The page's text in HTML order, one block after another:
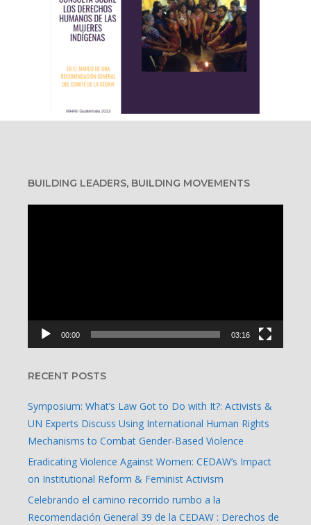
BUILDING LEADERS, BUILDING MOVEMENTS
00:00 03:16
RECENT POSTS
Symposium: What’s Law Got to Do with It?: Activists &
UN Experts Discuss Using International Human Rights
Mechanisms to Combat Gender-Based Violence
Eradicating Violence Against Women: CEDAW’s Impact
on Institutional Reform & Feminist Activism
Celebrando el camino recorrido rumbo a la
Recomendación General 39 de la CEDAW : Derechos de